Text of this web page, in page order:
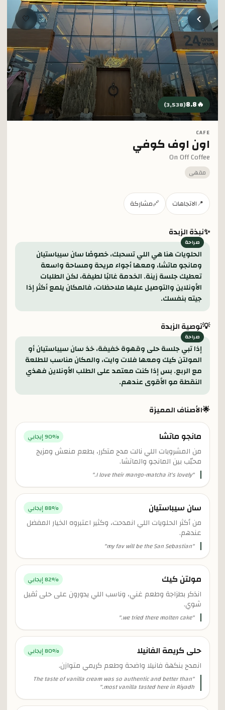
تخطي إلى المحتوى الرئيسي
🤍
🔥
8.8
(
3,538
)
CAFE
اون اوف كوفي
On Off Coffee
مقهى
📍الاتجاهات 🔗مشاركة
✨نبذة الزبدة
الحلويات هنا هي اللي تسحبك، خصوصًا سان سيباستيان
ومانجو ماتشا، ومعها أجواء مريحة ومساحة واسعة
تعطيك جلسة زينة. الخدمة غالبًا لطيفة، لكن الطلبات
الأونلاين والتوصيل عليها ملاحظات، فالمكان يلمع أكثر إذا
جيته بنفسك.
💡توصية الزبدة
إذا تبي جلسة حلى وقهوة خفيفة، خذ سان سيباستيان أو
المولتن كيك ومعها فلات وايت، والمكان مناسب للطلعة
مع الربع. بس إذا كنت معتمد على الطلب الأونلاين فهذي
النقطة مو الأقوى عندهم.
🌟الأصناف المميزة
مانجو ماتشا 90% إيجابي
من المشروبات اللي نالت مدح متكرر، بطعم منعش ومزيج
محبّب بين المانجو والماتشا.
"
I love their mango-matcha it's lovely.
"
سان سيباستيان 88% إيجابي
من أكثر الحلويات اللي انمدحت، وكثير اعتبروه الخيار المفضل
عندهم.
"
my fav will be the San Sebastian
"
مولتن كيك 82% إيجابي
انذكر بطزاجة وطعم غني، وناسب اللي يدورون على حلى ثقيل
شوي.
"
we tried there molten cake.
"
حلى كريمة الفانيلا 80% إيجابي
انمدح بنكهة فانيلا واضحة وطعم كريمي متوازن.
"
The taste of vanilla cream was so authentic and better than
most vanilla tasted here in Riyadh.
"